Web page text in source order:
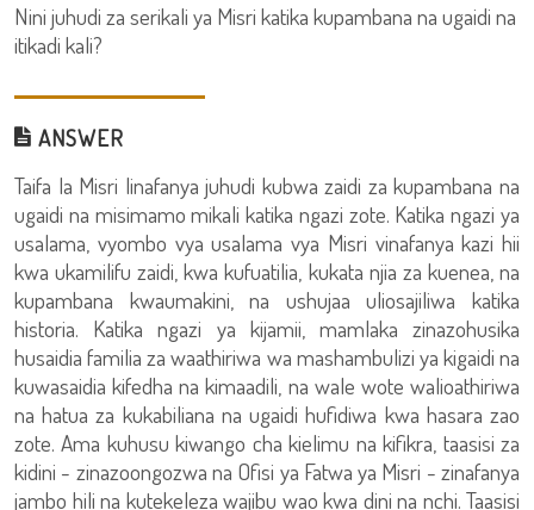
Nini juhudi za serikali ya Misri katika kupambana na ugaidi na
itikadi kali?
ANSWER
Taifa la Misri linafanya juhudi kubwa zaidi za kupambana na
ugaidi na misimamo mikali katika ngazi zote. Katika ngazi ya
usalama, vyombo vya usalama vya Misri vinafanya kazi hii
kwa ukamilifu zaidi, kwa kufuatilia, kukata njia za kuenea, na
kupambana kwaumakini, na ushujaa uliosajiliwa katika
historia. Katika ngazi ya kijamii, mamlaka zinazohusika
husaidia familia za waathiriwa wa mashambulizi ya kigaidi na
kuwasaidia kifedha na kimaadili, na wale wote walioathiriwa
na hatua za kukabiliana na ugaidi hufidiwa kwa hasara zao
zote. Ama kuhusu kiwango cha kielimu na kifikra, taasisi za
kidini - zinazoongozwa na Ofisi ya Fatwa ya Misri - zinafanya
jambo hili na kutekeleza wajibu wao kwa dini na nchi. Taasisi